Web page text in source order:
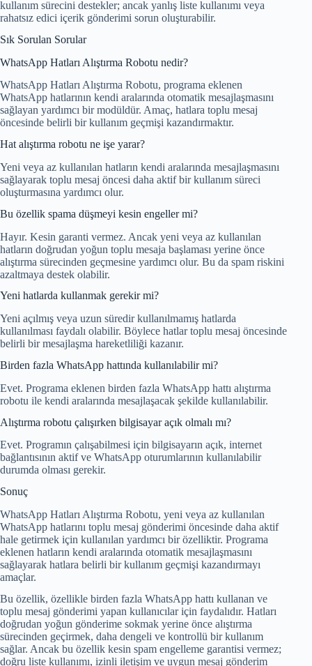
kullanım sürecini destekler; ancak yanlış liste kullanımı veya
rahatsız edici içerik gönderimi sorun oluşturabilir.
Sık Sorulan Sorular
WhatsApp Hatları Alıştırma Robotu nedir?
WhatsApp Hatları Alıştırma Robotu, programa eklenen
WhatsApp hatlarının kendi aralarında otomatik mesajlaşmasını
sağlayan yardımcı bir modüldür. Amaç, hatlara toplu mesaj
öncesinde belirli bir kullanım geçmişi kazandırmaktır.
Hat alıştırma robotu ne işe yarar?
Yeni veya az kullanılan hatların kendi aralarında mesajlaşmasını
sağlayarak toplu mesaj öncesi daha aktif bir kullanım süreci
oluşturmasına yardımcı olur.
Bu özellik spama düşmeyi kesin engeller mi?
Hayır. Kesin garanti vermez. Ancak yeni veya az kullanılan
hatların doğrudan yoğun toplu mesaja başlaması yerine önce
alıştırma sürecinden geçmesine yardımcı olur. Bu da spam riskini
azaltmaya destek olabilir.
Yeni hatlarda kullanmak gerekir mi?
Yeni açılmış veya uzun süredir kullanılmamış hatlarda
kullanılması faydalı olabilir. Böylece hatlar toplu mesaj öncesinde
belirli bir mesajlaşma hareketliliği kazanır.
Birden fazla WhatsApp hattında kullanılabilir mi?
Evet. Programa eklenen birden fazla WhatsApp hattı alıştırma
robotu ile kendi aralarında mesajlaşacak şekilde kullanılabilir.
Alıştırma robotu çalışırken bilgisayar açık olmalı mı?
Evet. Programın çalışabilmesi için bilgisayarın açık, internet
bağlantısının aktif ve WhatsApp oturumlarının kullanılabilir
durumda olması gerekir.
Sonuç
WhatsApp Hatları Alıştırma Robotu, yeni veya az kullanılan
WhatsApp hatlarını toplu mesaj gönderimi öncesinde daha aktif
hale getirmek için kullanılan yardımcı bir özelliktir. Programa
eklenen hatların kendi aralarında otomatik mesajlaşmasını
sağlayarak hatlara belirli bir kullanım geçmişi kazandırmayı
amaçlar.
Bu özellik, özellikle birden fazla WhatsApp hattı kullanan ve
toplu mesaj gönderimi yapan kullanıcılar için faydalıdır. Hatları
doğrudan yoğun gönderime sokmak yerine önce alıştırma
sürecinden geçirmek, daha dengeli ve kontrollü bir kullanım
sağlar. Ancak bu özellik kesin spam engelleme garantisi vermez;
doğru liste kullanımı, izinli iletişim ve uygun mesaj gönderim